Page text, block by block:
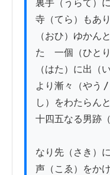
裏手（うらて）
寺（てら）もあ
（おひ）ゆかん
たゞ一個（ひと
（はた）に出（
より漸々（やう
し）をわたらん
十四五なる男跡
なり先（さき）
声（こゑ）をか